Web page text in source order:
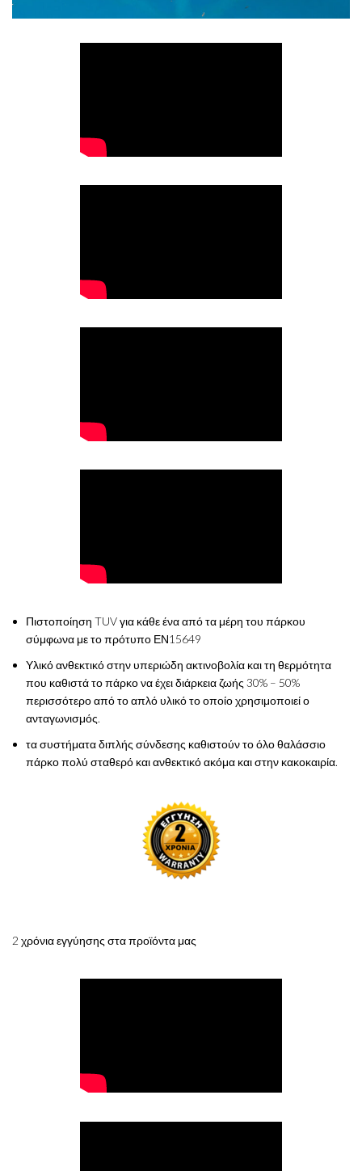
Πιστοποίηση TUV για κάθε ένα από τα μέρη του πάρκου
σύμφωνα με το πρότυπο ΕΝ15649
Υλικό ανθεκτικό στην υπεριώδη ακτινοβολία και τη θερμότητα
που καθιστά το πάρκο να έχει διάρκεια ζωής 30% – 50%
περισσότερο από το απλό υλικό το οποίο χρησιμοποιεί ο
ανταγωνισμός.
τα συστήματα διπλής σύνδεσης καθιστούν το όλο θαλάσσιο
πάρκο πολύ σταθερό και ανθεκτικό ακόμα και στην κακοκαιρία.
2 χρόνια εγγύησης στα προϊόντα μας